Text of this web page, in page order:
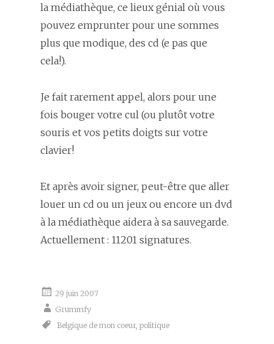
la médiathèque, ce lieux génial où vous
pouvez emprunter pour une sommes
plus que modique, des cd (e pas que
cela!).
Je fait rarement appel, alors pour une
fois bouger votre cul (ou plutôt votre
souris et vos petits doigts sur votre
clavier!
Et après avoir signer, peut-être que aller
louer un cd ou un jeux ou encore un dvd
à la médiathèque aidera à sa sauvegarde.
Actuellement : 11201 signatures.
29 juin 2007
Grummfy
Belgique de mon coeur, politique